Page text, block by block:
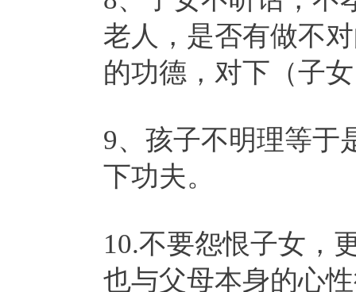
老人，是否有做不
的功德，对下（子
9、孩子不明理等于
下功夫。
10.不要怨恨子女，
也与父母本身的心